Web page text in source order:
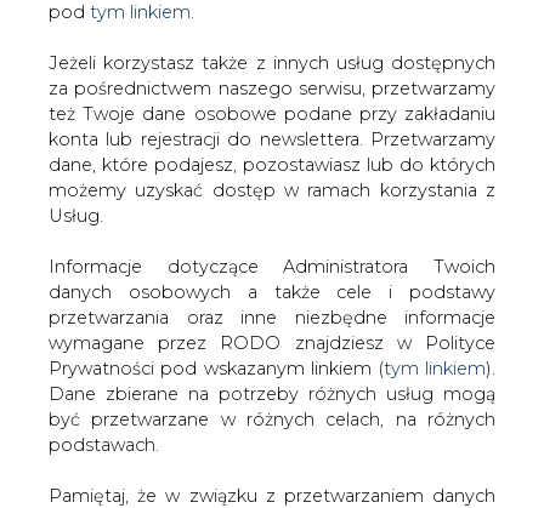
WŁĄCZ CIRE.TV
pod tym linkiem.
Jeżeli korzystasz także z innych usług dostępnych
za pośrednictwem naszego serwisu, przetwarzamy
też Twoje dane osobowe podane przy zakładaniu
konta lub rejestracji do newslettera. Przetwarzamy
dane, które podajesz, pozostawiasz lub do których
możemy uzyskać dostęp w ramach korzystania z
Usług.
Informacje dotyczące Administratora Twoich
danych osobowych a także cele i podstawy
przetwarzania oraz inne niezbędne informacje
wymagane przez RODO znajdziesz w Polityce
Prywatności pod wskazanym linkiem (tym linkiem).
Dane zbierane na potrzeby różnych usług mogą
być przetwarzane w różnych celach, na różnych
podstawach.
Pamiętaj, że w związku z przetwarzaniem danych
Strona główna RYNEK PALIW
KAS zatrzymała
cysterny z nielegalnym transportem paliwa
Redakcja
drukuj
skomentuj
udostępnij